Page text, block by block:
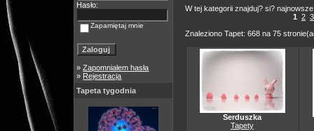
Hasło:
Zapamiętaj mnie
»Zapomniałem hasła
» Rejestracja
Tapeta tygodnia
W tej kategorii znajduj? si?
1 2 3
Znaleziono Tapet: 668 na 75
Serduszka
Tapety